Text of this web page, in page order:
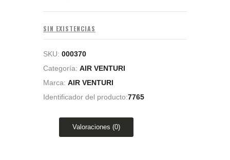
SIN EXISTENCIAS
SKU: 000370
Categoría: AIR VENTURI
Marca: AIR VENTURI
Identificador del producto:7765
Valoraciones (0)